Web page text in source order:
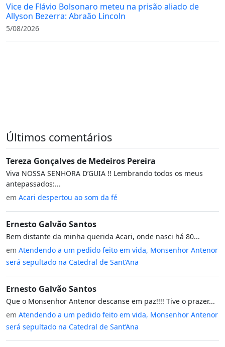
Vice de Flávio Bolsonaro meteu na prisão aliado de
Allyson Bezerra: Abraão Lincoln
5/08/2026
Últimos comentários
Tereza Gonçalves de Medeiros Pereira
Viva NOSSA SENHORA D’GUIA !! Lembrando todos os meus
antepassados:...
em Acari despertou ao som da fé
Ernesto Galvão Santos
Bem distante da minha querida Acari, onde nasci há 80...
em Atendendo a um pedido feito em vida, Monsenhor Antenor
será sepultado na Catedral de Sant’Ana
Ernesto Galvão Santos
Que o Monsenhor Antenor descanse em paz!!!! Tive o prazer...
em Atendendo a um pedido feito em vida, Monsenhor Antenor
será sepultado na Catedral de Sant’Ana